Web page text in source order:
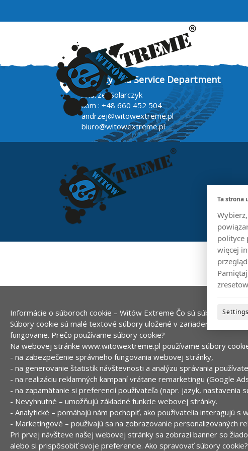
Quality and Service Department
Andrzej Solarczyk
kom : +48 660 452 504
andrzej@witowextreme.pl
biuro@witowextreme.pl
Informácie o súboroch cookie – Witów Extreme Čo sú súbory cookie?
Súbory cookie sú malé textové súbory uložené v zariadení
fungovanie. Prečo používame súbory cookie?
Na webovej stránke www.witowextreme.pl používame súbory
- na zabezpečenie správneho fungovania webovej stránky,
- na generovanie štatistík návštevnosti a analýzu správania
- na realizáciu reklamných kampaní vrátane remarketingu (Google
- na zapamätanie si preferencií používateľa (napr. jazyk, nastavenia
- Nevyhnutné – umožňujú základné funkcie webovej stránky.
- Analytické – pomáhajú nám pochopiť, ako používatelia interagujú s
- Marketingové – používajú sa na zobrazovanie personalizovaných
Pri prvej návšteve našej webovej stránky sa zobrazí banner so
alebo si prispôsobiť svoje preferencie. Ako spravovať súbory cookie?
Ta strona
polityce
więcej
Settings